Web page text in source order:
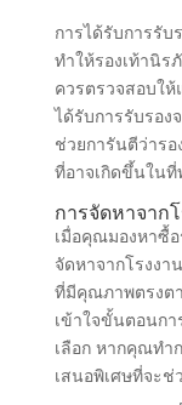
การได้รับการรั
ทำให้รองเท้านิร
ควรตรวจสอบให้
ได้รับการรับรอง
ช่วยการันตีว่าร
ที่อาจเกิดขึ้นในที่
การจัดหาจาก
เมื่อคุณมองหาซื้อ
จัดหาจากโรงงา
ที่มีคุณภาพตรงต
เข้าใจขั้นตอนก
เลือก หากคุณทำ
เสนอพิเศษที่จะ